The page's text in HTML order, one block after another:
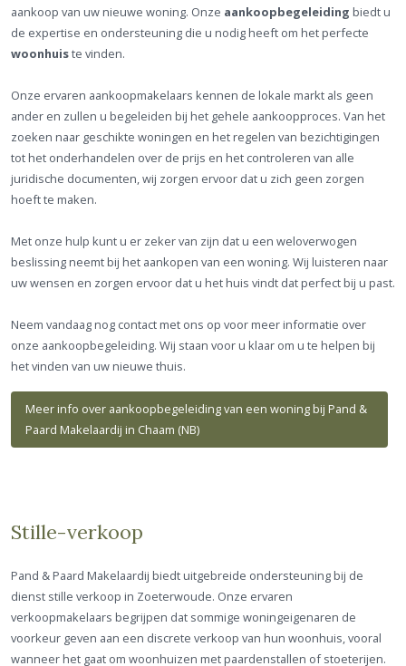
aankoop van uw nieuwe woning. Onze aankoopbegeleiding biedt u
de expertise en ondersteuning die u nodig heeft om het perfecte
woonhuiste vinden.
Onze ervaren aankoopmakelaars kennen de lokale markt als geen
ander en zullen u begeleiden bij het gehele aankoopproces. Van het
zoeken naar geschikte woningen en het regelen van bezichtigingen
tot het onderhandelen over de prijs en het controleren van alle
juridische documenten, wij zorgen ervoor dat u zich geen zorgen
hoeft te maken.
Met onze hulp kunt u er zeker van zijn dat u een weloverwogen
beslissing neemt bij het aankopen van een woning. Wij luisteren naar
uw wensen en zorgen ervoor dat u het huis vindt dat perfect bij u past.
Neem vandaag nog contact met ons op voor meer informatie over
onze aankoopbegeleiding. Wij staan voor u klaar om u te helpen bij
het vinden van uw nieuwe thuis.
Meer info over aankoopbegeleiding van een woning bij Pand &
Paard Makelaardij in Chaam (NB)
Stille-verkoop
Pand & Paard Makelaardij biedt uitgebreide ondersteuning bij de
dienst stille verkoop in Zoeterwoude. Onze ervaren
verkoopmakelaars begrijpen dat sommige woningeigenaren de
voorkeur geven aan een discrete verkoop van hun woonhuis, vooral
wanneer het gaat om woonhuizen met paardenstallen of stoeterijen.